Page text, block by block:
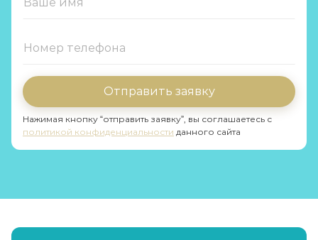
Отправить заявку
Нажимая кнопку “отправить заявку”, вы соглашаетесь с
политикой конфиденциальности данного сайта